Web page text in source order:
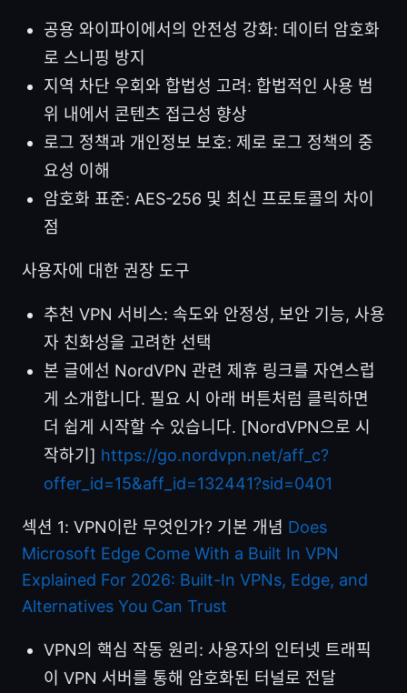
공용 와이파이에서의 안전성 강화: 데이터 암호화
로 스니핑 방지
지역 차단 우회와 합법성 고려: 합법적인 사용 범
위 내에서 콘텐츠 접근성 향상
로그 정책과 개인정보 보호: 제로 로그 정책의 중
요성 이해
암호화 표준: AES-256 및 최신 프로토콜의 차이
점
사용자에 대한 권장 도구
추천 VPN 서비스: 속도와 안정성, 보안 기능, 사용
자 친화성을 고려한 선택
본 글에선 NordVPN 관련 제휴 링크를 자연스럽
게 소개합니다. 필요 시 아래 버튼처럼 클릭하면
더 쉽게 시작할 수 있습니다. [NordVPN으로 시
작하기] https://go.nordvpn.net/aff_c?
offer_id=15&aff_id=132441?sid=0401
섹션 1: VPN이란 무엇인가? 기본 개념 Does
Microsoft Edge Come With a Built In VPN
Explained For 2026: Built-In VPNs, Edge, and
Alternatives You Can Trust
VPN의 핵심 작동 원리: 사용자의 인터넷 트래픽
이 VPN 서버를 통해 암호화된 터널로 전달